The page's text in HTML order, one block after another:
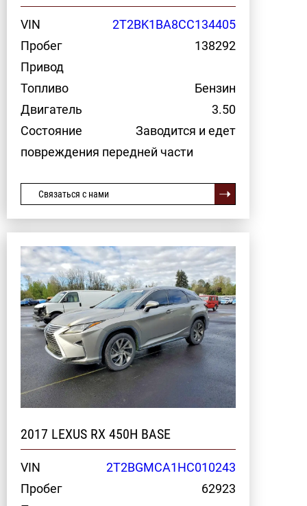
VIN
2T2BK1BA8CC134405
Пробег
138292
Привод
Топливо
Бензин
Двигатель
3.50
Состояние
Заводится и едет
повреждения передней части
Связаться с нами
2017 LEXUS RX 450H BASE
VIN
2T2BGMCA1HC010243
Пробег
62923